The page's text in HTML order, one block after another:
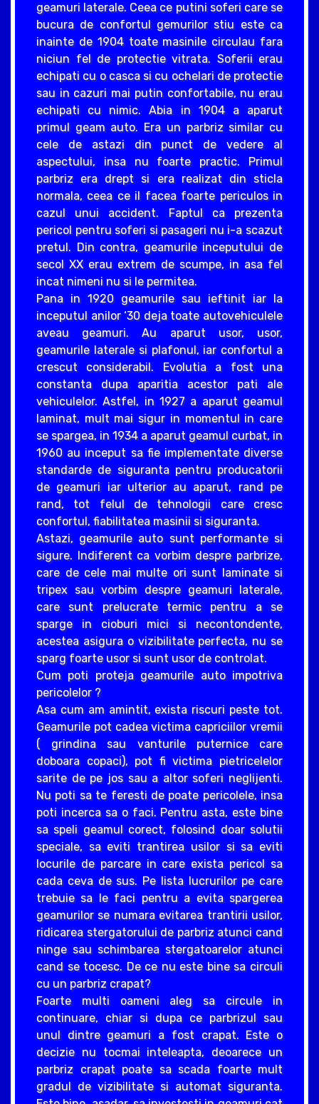
geamuri laterale. Ceea ce putini soferi care se
bucura de confortul gemurilor stiu este ca
inainte de 1904 toate masinile circulau fara
niciun fel de protectie vitrata. Soferii erau
echipati cu o casca si cu ochelari de protectie
sau in cazuri mai putin confortabile, nu erau
echipati cu nimic. Abia in 1904 a aparut
primul geam auto. Era un parbriz similar cu
cele de astazi din punct de vedere al
aspectului, insa nu foarte practic. Primul
parbriz era drept si era realizat din sticla
normala, ceea ce il facea foarte periculos in
cazul unui accident. Faptul ca prezenta
pericol pentru soferi si pasageri nu i-a scazut
pretul. Din contra, geamurile inceputului de
secol XX erau extrem de scumpe, in asa fel
incat nimeni nu si le permitea.
Pana in 1920 geamurile sau ieftinit iar la
inceputul anilor ‘30 deja toate autovehiculele
aveau geamuri. Au aparut usor, usor,
geamurile laterale si plafonul, iar confortul a
crescut considerabil. Evolutia a fost una
constanta dupa aparitia acestor pati ale
vehiculelor. Astfel, in 1927 a aparut geamul
laminat, mult mai sigur in momentul in care
se spargea, in 1934 a aparut geamul curbat, in
1960 au inceput sa fie implementate diverse
standarde de siguranta pentru producatorii
de geamuri iar ulterior au aparut, rand pe
rand, tot felul de tehnologii care cresc
confortul, fiabilitatea masinii si siguranta.
Astazi, geamurile auto sunt performante si
sigure. Indiferent ca vorbim despre parbrize,
care de cele mai multe ori sunt laminate si
tripex sau vorbim despre geamuri laterale,
care sunt prelucrate termic pentru a se
sparge in cioburi mici si necontondente,
acestea asigura o vizibilitate perfecta, nu se
sparg foarte usor si sunt usor de controlat.
Cum poti proteja geamurile auto impotriva
pericolelor ?
Asa cum am amintit, exista riscuri peste tot.
Geamurile pot cadea victima capriciilor vremii
( grindina sau vanturile puternice care
doboara copaci), pot fi victima pietricelelor
sarite de pe jos sau a altor soferi neglijenti.
Nu poti sa te feresti de poate pericolele, insa
poti incerca sa o faci. Pentru asta, este bine
sa speli geamul corect, folosind doar solutii
speciale, sa eviti trantirea usilor si sa eviti
locurile de parcare in care exista pericol sa
cada ceva de sus. Pe lista lucrurilor pe care
trebuie sa le faci pentru a evita spargerea
geamurilor se numara evitarea trantirii usilor,
ridicarea stergatorului de parbriz atunci cand
ninge sau schimbarea stergatoarelor atunci
cand se tocesc. De ce nu este bine sa circuli
cu un parbriz crapat?
Foarte multi oameni aleg sa circule in
continuare, chiar si dupa ce parbrizul sau
unul dintre geamuri a fost crapat. Este o
decizie nu tocmai inteleapta, deoarece un
parbriz crapat poate sa scada foarte mult
gradul de vizibilitate si automat siguranta.